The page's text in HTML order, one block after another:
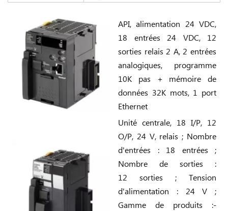
API, alimentation 24 VDC,
18 entrées 24 VDC, 12
sorties relais 2 A, 2 entrées
analogiques, programme
10K pas + mémoire de
données 32K mots, 1 port
Ethernet
Unité centrale, 18 I/P, 12
O/P, 24 V, relais ; Nombre
d'entrées : 18 entrées ;
Nombre de sorties :
12 sorties ; Tension
d'alimentation : 24 V ;
Gamme de produits :-